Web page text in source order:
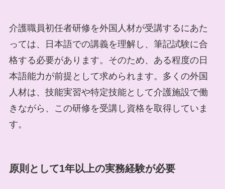
介護職員初任者研修を外国人材が受講するにあた
っては、日本語での講義を理解し、筆記試験に合
格する必要があります。そのため、ある程度の日
本語能力が前提として求められます。多くの外国
人材は、技能実習や特定技能として介護施設で働
きながら、この研修を受講し資格を取得していま
す。
原則として1年以上の実務経験が必要